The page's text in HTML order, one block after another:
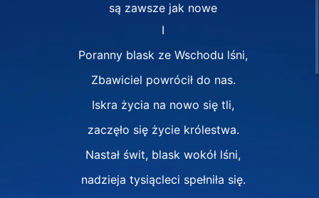
są zawsze jak nowe
Ⅰ
Poranny blask ze Wschodu lśni,
Zbawiciel powrócił do nas.
Iskra życia na nowo się tli,
zaczęło się życie królestwa.
Nastał świt, blask wokół lśni,
nadzieja tysiącleci spełniła się.